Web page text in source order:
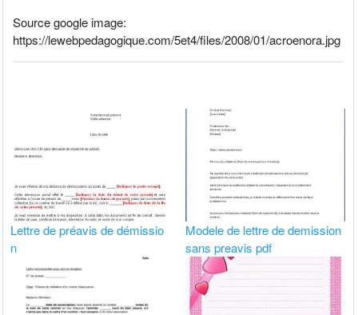
Source google image:
https://lewebpedagogique.com/5et4/files/2008/01/acroenora.jpg
Lettre de préavis de démissio
n
Modele de lettre de demission
sans preavis pdf